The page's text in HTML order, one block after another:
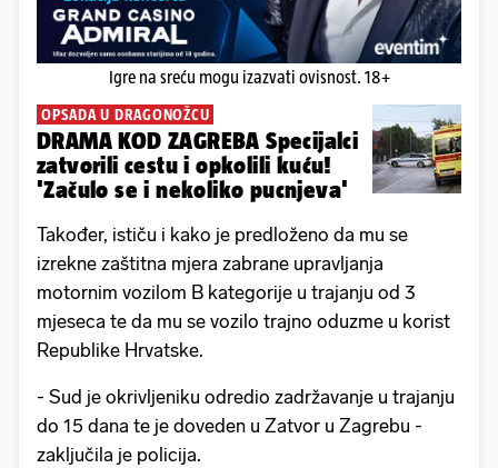
Igre na sreću mogu izazvati ovisnost. 18+
OPSADA U DRAGONOŽCU
DRAMA KOD ZAGREBA Specijalci
zatvorili cestu i opkolili kuću!
'Začulo se i nekoliko pucnjeva'
Također, ističu i kako je predloženo da mu se
izrekne zaštitna mjera zabrane upravljanja
motornim vozilom B kategorije u trajanju od 3
mjeseca te da mu se vozilo trajno oduzme u korist
Republike Hrvatske.
- Sud je okrivljeniku odredio zadržavanje u trajanju
do 15 dana te je doveden u Zatvor u Zagrebu -
zaključila je policija.